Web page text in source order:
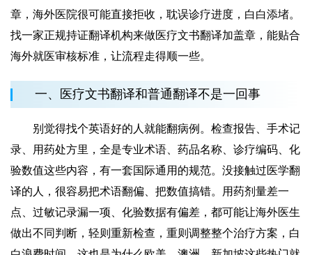
章，海外医院很可能直接拒收，耽误诊疗进度，白白添堵。
找一家正规持证翻译机构来做医疗文书翻译加盖章，能贴合
海外就医审核标准，让流程走得顺一些。
一、医疗文书翻译和普通翻译不是一回事
别觉得找个英语好的人就能翻病例。检查报告、手术记
录、用药处方里，全是专业术语、药品名称、诊疗编码、化
验数值这些内容，有一套国际通用的规范。没接触过医学翻
译的人，很容易把术语翻偏、把数值搞错。用药剂量差一
点、过敏记录漏一项、化验数据有偏差，都可能让海外医生
做出不同判断，轻则重新检查，重则调整整个治疗方案，白